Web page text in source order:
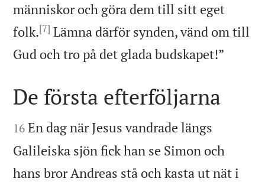
människor och göra dem till sitt eget
folk.[7] Lämna därför synden, vänd om till
Gud och tro på det glada budskapet!”

De första efterföljarna

16 En dag när Jesus vandrade längs
Galileiska sjön fick han se Simon och
hans bror Andreas stå och kasta ut nät i